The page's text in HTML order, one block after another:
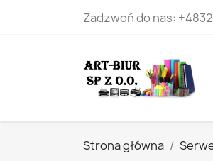
Zadzwoń do nas:
Strona główna